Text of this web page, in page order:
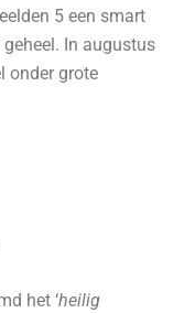
5 een smart
In augustus
onder grote
het ‘heilig